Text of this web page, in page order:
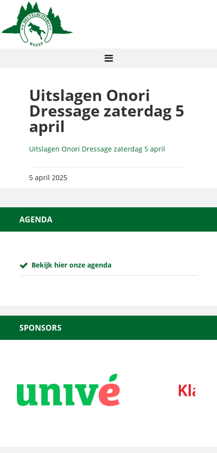
Uitslagen Onori
Dressage zaterdag 5
april
Uitslagen Onori Dressage zaterdag 5 april
5 april 2025
AGENDA
Bekijk hier onze agenda
SPONSORS